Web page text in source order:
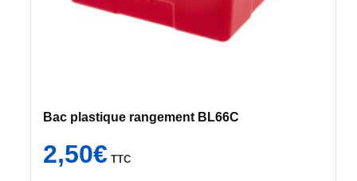
Bac plastique rangement BL66C
2,50€ TTC